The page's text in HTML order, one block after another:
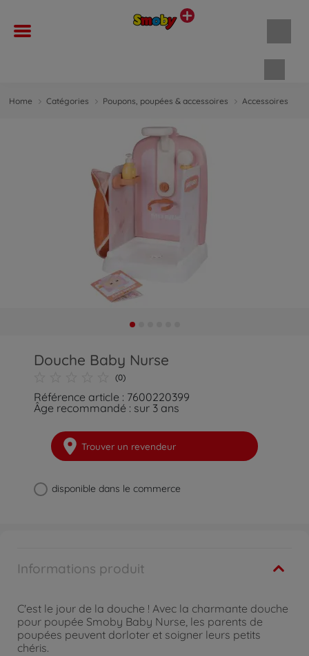
Home Catégories Poupons, poupées & accessoires Accessoires
Douche Baby Nurse
(0)
Référence article : 7600220399
Âge recommandé : sur 3 ans
Trouver un revendeur
disponible dans le commerce
Informations produit
C'est le jour de la douche ! Avec la charmante douche
pour poupée Smoby Baby Nurse, les parents de
poupées peuvent dorloter et soigner leurs petits
chéris.